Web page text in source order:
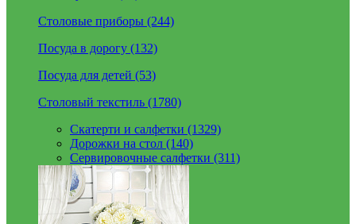
Столовые приборы (244)
Посуда в дорогу (132)
Посуда для детей (53)
Столовый текстиль (1780)
Скатерти и салфетки (1329)
Дорожки на стол (140)
Сервировочные салфетки (311)